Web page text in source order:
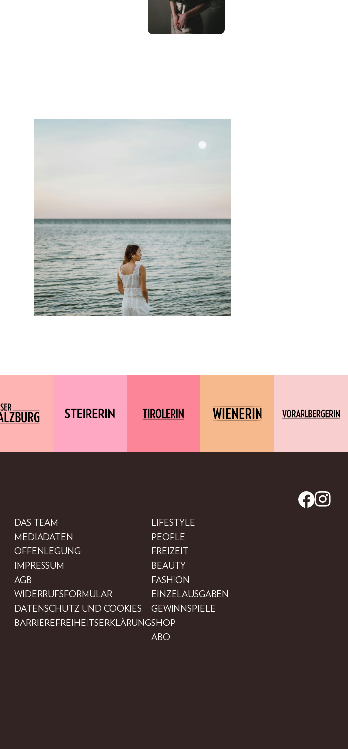
DAS TEAM
MEDIADATEN
OFFENLEGUNG
IMPRESSUM
AGB
WIDERRUFSFORMULAR
DATENSCHUTZ UND COOKIES
BARRIEREFREIHEITSERKLÄRUNG
LIFESTYLE
PEOPLE
FREIZEIT
BEAUTY
FASHION
EINZELAUSGABEN
GEWINNSPIELE
SHOP
ABO